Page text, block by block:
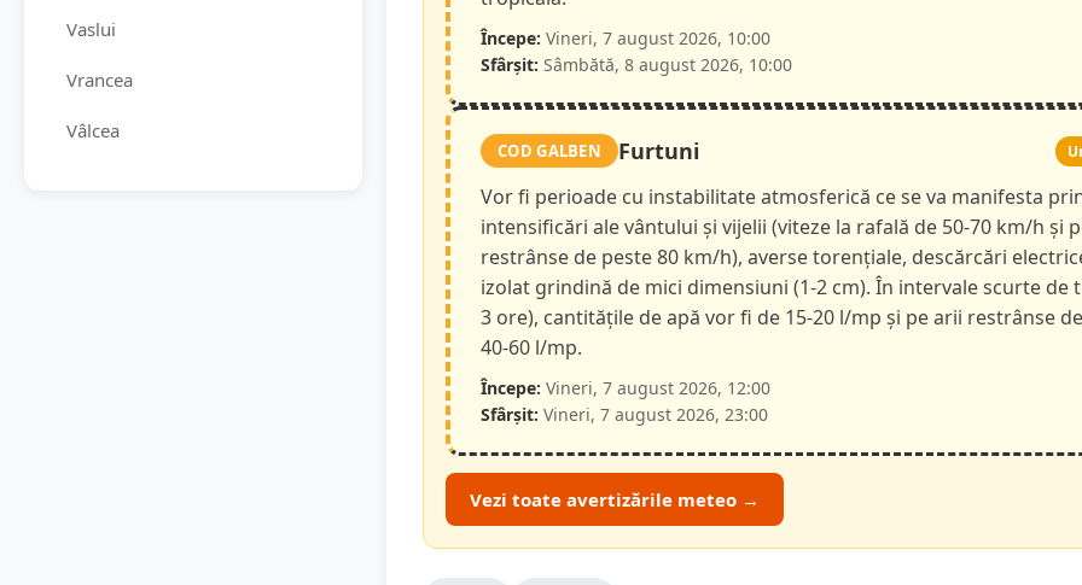
Vaslui
Vrancea
Vâlcea
Începe: Vineri, 7 august 2026, 10:00
Sfârșit: Sâmbătă, 8 august 2026, 10:00
COD GALBEN Furtuni
Vor fi perioade cu instabilitate atmosferică ce se va manifesta
intensificări ale vântului și vijelii (viteze la rafală de 50-70 km/h și
restrânse de peste 80 km/h), averse torențiale, descărcări
izolat grindină de mici dimensiuni (1-2 cm). În intervale scurte de
3 ore), cantitățile de apă vor fi de 15-20 l/mp și pe arii restrânse
40-60 l/mp.
Începe: Vineri, 7 august 2026, 12:00
Sfârșit: Vineri, 7 august 2026, 23:00
Vezi toate avertizările meteo →